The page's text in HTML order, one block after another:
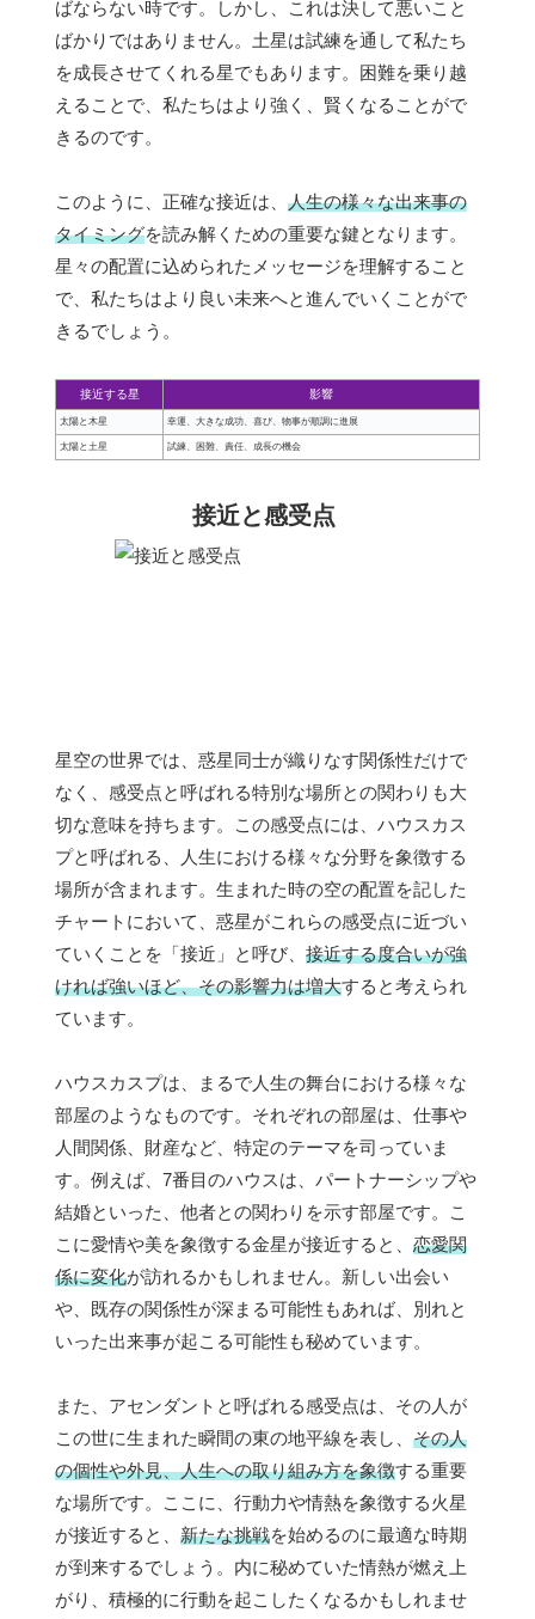
ばならない時です。しかし、これは決して悪いこと
ばかりではありません。土星は試練を通して私たち
を成長させてくれる星でもあります。困難を乗り越
えることで、私たちはより強く、賢くなることがで
きるのです。
このように、正確な接近は、 人生の様々な出来事の
タイミングを読み解くための重要な鍵となります。
星々の配置に込められたメッセージを理解すること
で、私たちはより良い未来へと進んでいくことがで
きるでしょう。
接近する星 影響
太陽と木星 幸運、大きな成功、喜び、物事が順調に進展
太陽と土星 試練、困難、責任、成長の機会
接近と感受点
星空の世界では、惑星同士が織りなす関係性だけで
なく、感受点と呼ばれる特別な場所との関わりも大
切な意味を持ちます。この感受点には、ハウスカス
プと呼ばれる、人生における様々な分野を象徴する
場所が含まれます。生まれた時の空の配置を記した
チャートにおいて、惑星がこれらの感受点に近づい
ていくことを「接近」と呼び、 接近する度合いが強
ければ強いほど、その影響力は増大すると考えられ
ています。
ハウスカスプは、まるで人生の舞台における様々な
部屋のようなものです。それぞれの部屋は、仕事や
人間関係、財産など、特定のテーマを司っていま
す。例えば、7番目のハウスは、パートナーシップや
結婚といった、他者との関わりを示す部屋です。こ
こに愛情や美を象徴する金星が接近すると、 恋愛関
係に変化が訪れるかもしれません。新しい出会い
や、既存の関係性が深まる可能性もあれば、別れと
いった出来事が起こる可能性も秘めています。
また、アセンダントと呼ばれる感受点は、その人が
この世に生まれた瞬間の東の地平線を表し、 その人
の個性や外見、人生への取り組み方を象徴する重要
な場所です。ここに、行動力や情熱を象徴する火星
が接近すると、 新たな挑戦を始めるのに最適な時期
が到来するでしょう。内に秘めていた情熱が燃え上
がり、積極的に行動を起こしたくなるかもしれませ